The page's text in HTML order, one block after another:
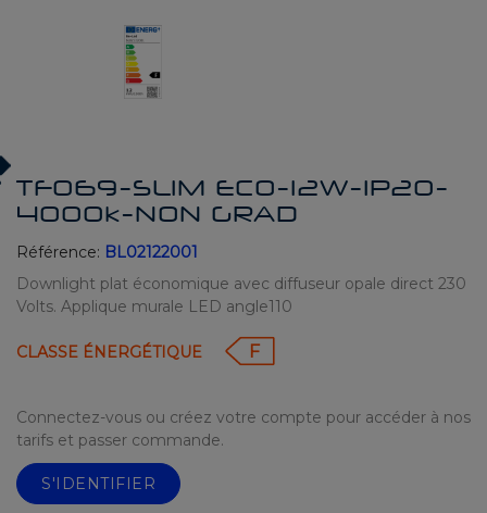
TF069-SLIM ECO-12W-IP20-
4000k-NON GRAD
Référence: BL02122001
Downlight plat économique avec diffuseur opale direct 230
Volts. Applique murale LED angle110
CLASSE ÉNERGÉTIQUE F
Connectez-vous ou créez votre compte pour accéder à nos
tarifs et passer commande.
S'IDENTIFIER